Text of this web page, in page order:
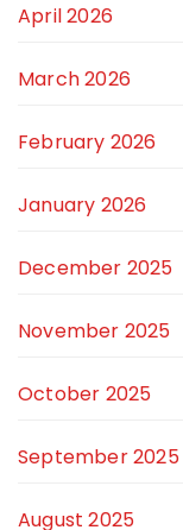
April 2026
March 2026
February 2026
January 2026
December 2025
November 2025
October 2025
September 2025
August 2025